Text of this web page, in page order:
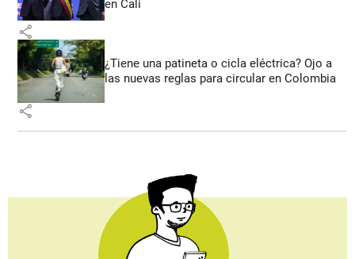
en Cali
share
¿Tiene una patineta o cicla eléctrica? Ojo a
las nuevas reglas para circular en Colombia
share